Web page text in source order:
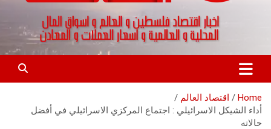
كواليس المال
اخبار اقتصاد فلسطين و العالم و تقارير اسواق المال و العملات
Home
اقتصاد العالم
أداء الشيكل الاسرائيلي : اجتماع المركزي الاسرائيلي في أفضل
حالاته